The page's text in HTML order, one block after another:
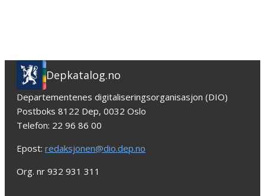
Depkatalog.no
Departementenes digitaliseringsorganisasjon (DIO)
Postboks 8122 Dep, 0032 Oslo
Telefon: 22 96 86 00
Epost: redaksjonen@dio.dep.no
Org. nr 932 931 311